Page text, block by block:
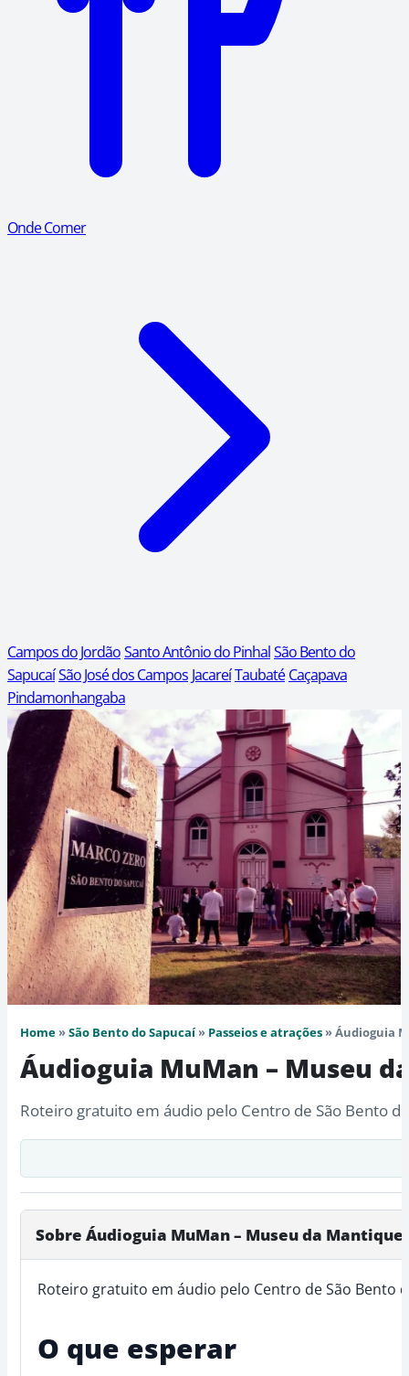
Onde Comer
Campos do JordãoSanto Antônio do PinhalSão Bento do
SapucaíSão José dos Campos JacareíTaubaté Caçapava
Pindamonhangaba
Home»São Bento do Sapucaí» Passeios e atrações» Áudioguia
Áudioguia MuMan – Museu
Roteiro gratuito em áudio pelo Centro de São Bento
Sobre Áudioguia MuMan – Museu da
Roteiro gratuito em áudio pelo Centro de São Bento
O que esperar